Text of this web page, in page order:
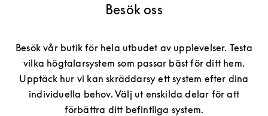
Besök oss
Besök vår butik för hela utbudet av upplevelser. Testa
vilka högtalarsystem som passar bäst för ditt hem.
Upptäck hur vi kan skräddarsy ett system efter dina
individuella behov. Välj ut enskilda delar för att
förbättra ditt befintliga system.